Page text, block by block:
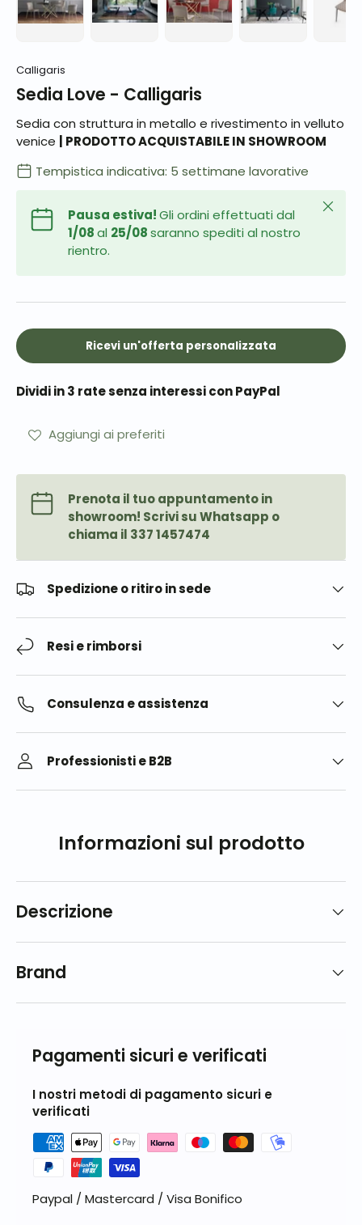
Calligaris
Sedia Love - Calligaris
Sedia con struttura in metallo e rivestimento in velluto
venice
| PRODOTTO ACQUISTABILE IN SHOWROOM
Tempistica indicativa: 5 settimane lavorative
Pausa estiva!Gli ordini effettuati dal
1/08al 25/08saranno spediti al nostro
rientro.
Chiudi
Ricevi un'offerta personalizzata
Dividi in 3 rate senza interessi con PayPal
Aggiungi ai preferiti
Prenota il tuo appuntamento in
showroom! Scrivi su Whatsapp o
chiama il 337 1457474
Spedizione o ritiro in sede
Resi e rimborsi
Consulenza e assistenza
Professionisti e B2B
Informazioni sul prodotto
Descrizione
Brand
Pagamenti sicuri e verificati
I nostri metodi di pagamento sicuri e
verificati
Paypal / Mastercard / Visa Bonifico